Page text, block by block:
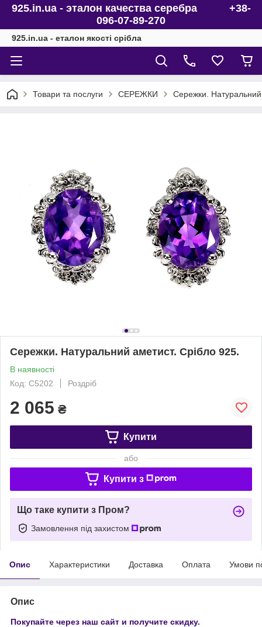
925.in.ua - эталон качества серебра +38-
096-07-89-270
925.in.ua - еталон якості срібла
Товари та послуги СЕРЕЖКИ Сережки.
Сережки. Натуральний аметист. Срібло 925.
В наявності
Код: С5202
Роздріб
2 065 ₴
Купити
або
Купити з
Що таке купити з Пром?
Замовлення під захистом
Опис Характеристики Доставка Оплата Умови
Опис
Покупайте через наш сайт и получите скидку.